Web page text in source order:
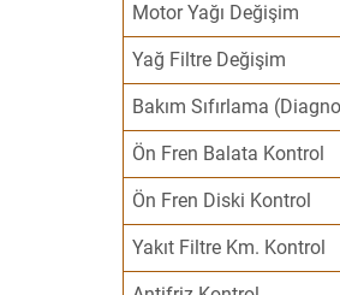
Motor Yağı Değişim
Yağ Filtre Değişim
Bakım Sıfırlama
Ön Fren Balata Kontrol
Ön Fren Diski Kontrol
Yakıt Filtre Km. Kontrol